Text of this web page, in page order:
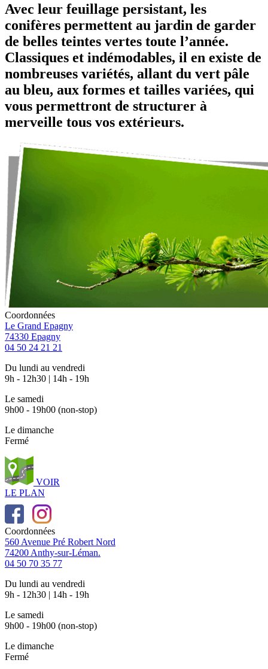
Avec leur feuillage persistant, les
conifères permettent au jardin de garder
de belles teintes vertes toute l’année.
Classiques et indémodables, il en existe de
nombreuses variétés, allant du vert pâle
au bleu, aux formes et tailles variées, qui
vous permettront de structurer à
merveille tous vos extérieurs.
Coordonnées
Le Grand Epagny
74330 Epagny
04 50 24 21 21
Du lundi au vendredi
9h - 12h30 | 14h - 19h
Le samedi
9h00 - 19h00 (non-stop)
Le dimanche
Fermé
VOIR
LE PLAN
Coordonnées
560 Avenue Pré Robert Nord
74200 Anthy-sur-Léman.
04 50 70 35 77
Du lundi au vendredi
9h - 12h30 | 14h - 19h
Le samedi
9h00 - 19h00 (non-stop)
Le dimanche
Fermé